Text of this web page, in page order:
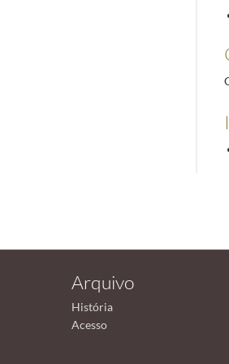
Arquivo
História
Acesso